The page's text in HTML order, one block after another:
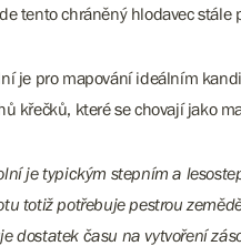
tento chráněný hlodavec stále
je pro mapování ideálním
křečků, které se chovají jako
je typickým stepním a
totiž potřebuje pestrou
dostatek času na vytvoření